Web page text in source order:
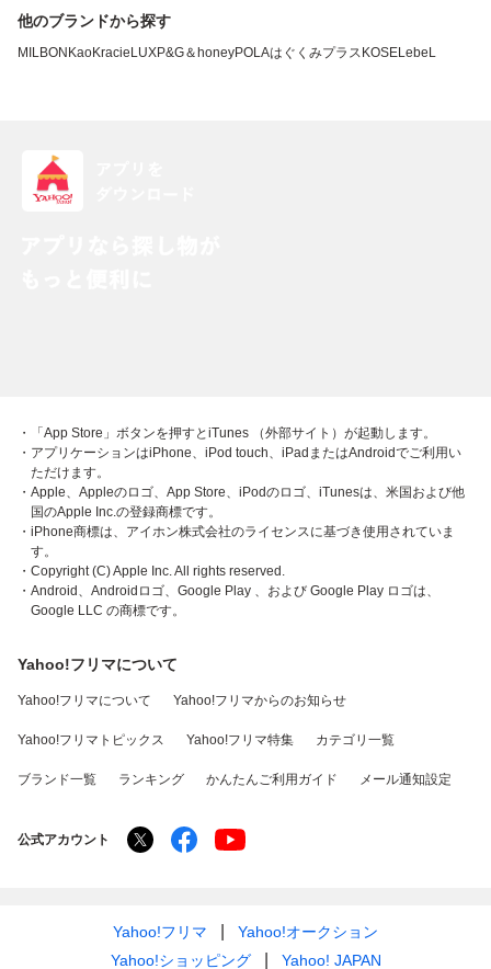
他のブランドから探す
MILBON KaoKracie LUXP&G＆honeyPOLAはぐくみプラス KOSELebeL
・「App Store」ボタンを押すとiTunes （外部サイト）が起動します。
・アプリケーションはiPhone、iPod touch、iPadまたはAndroidでご利用い
ただけます。
・Apple、Appleのロゴ、App Store、iPodのロゴ、iTunesは、米国および他
国のApple Inc.の登録商標です。
・iPhone商標は、アイホン株式会社のライセンスに基づき使用されていま
す。
・Copyright (C) Apple Inc. All rights reserved.
・Android、Androidロゴ、Google Play 、および Google Play ロゴは、
Google LLC の商標です。
Yahoo!フリマについて
Yahoo!フリマについて Yahoo!フリマからのお知らせ
Yahoo!フリマトピックス Yahoo!フリマ特集 カテゴリ一覧
ブランド一覧 ランキング かんたんご利用ガイド メール通知設定
公式アカウント
Yahoo!フリマ
Yahoo!オークション
Yahoo!ショッピング
Yahoo! JAPAN